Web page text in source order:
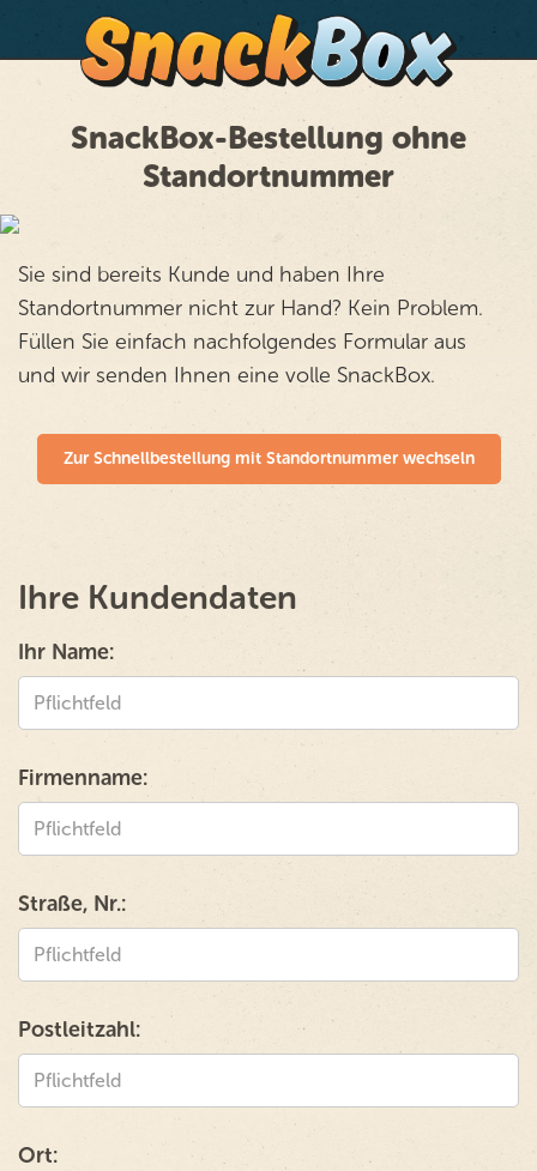
SnackBox-Bestellung ohne
Standortnummer
Sie sind bereits Kunde und haben Ihre
Standortnummer nicht zur Hand? Kein Problem.
Füllen Sie einfach nachfolgendes Formular aus
und wir senden Ihnen eine volle SnackBox.
Zur Schnellbestellung mit Standortnummer wechseln
Ihre Kundendaten
Ihr Name:
Firmenname:
Straße, Nr.:
Postleitzahl:
Ort: